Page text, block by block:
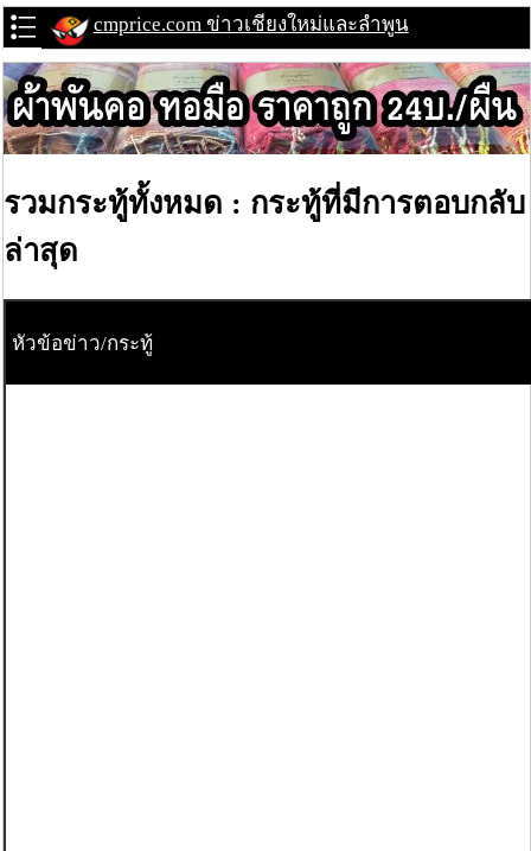
cmprice.com ข่าวเชียงใหม่และลำพูน
รวมกระทู้ทั้งหมด : กระทู้ที่มีการตอบกลับ
ล่าสุด
หัวข้อข่าว/กระทู้